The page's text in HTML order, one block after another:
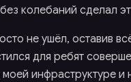
колебаний сделал
не ушёл, оставив
для ребят
инфраструктуре и